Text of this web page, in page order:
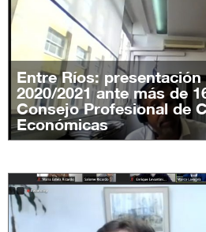
Entre Ríos: presentación
2020/2021 ante más de
Consejo Profesional de
Económicas